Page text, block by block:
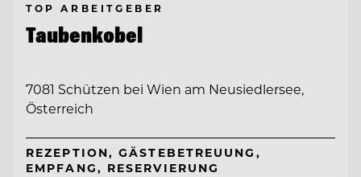
TOP ARBEITGEBER
Taubenkobel
7081 Schützen bei Wien am Neusiedlersee,
Österreich
REZEPTION, GÄSTEBETREUUNG,
EMPFANG, RESERVIERUNG